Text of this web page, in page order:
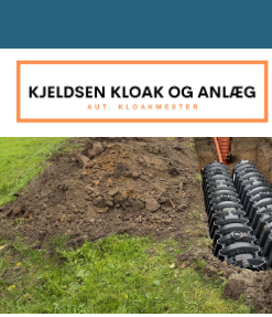
hovedindhold